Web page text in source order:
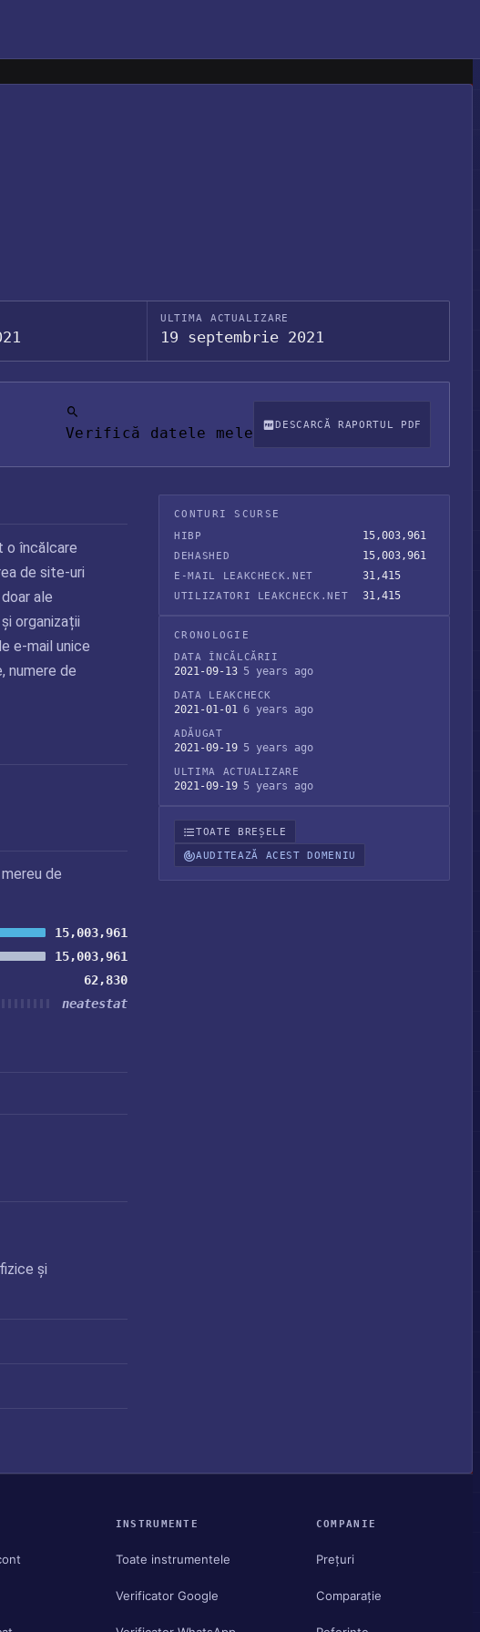
ULTIMA ACTUALIZARE
19 septembrie 2021
Verifică datele mele DESCARCĂ RAPORTUL PDF
o încălcare
de site-uri
ale
organizații
e-mail unice
numere de
de
15,003,961
15,003,961
62,830
neatestat
și
CONTURI SCURSE
HIBP
15,003,961
DEHASHED 15,003,961
E-MAIL LEAKCHECK.NET 31,415
UTILIZATORI LEAKCHECK.NET 31,415
CRONOLOGIE
DATA ÎNCĂLCĂRII
2021-09-13 5 years ago
DATA LEAKCHECK
2021-01-01 6 years ago
ADĂUGAT
2021-09-19 5 years ago
ULTIMA ACTUALIZARE
2021-09-19 5 years ago
TOATE BREȘELE
AUDITEAZĂ ACEST DOMENIU
INSTRUMENTE
Toate instrumentele
Verificator Google
COMPANIE
Prețuri
Comparație